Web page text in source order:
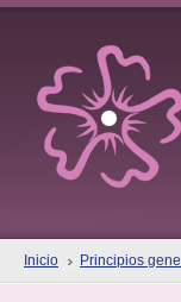
Inicio Principios